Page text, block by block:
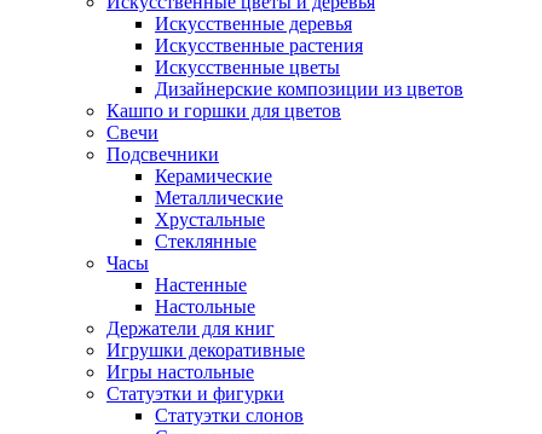
Искусственные деревья
Искусственные растения
Искусственные цветы
Дизайнерские композиции из цветов
Кашпо и горшки для цветов
Свечи
Подсвечники
Керамические
Металлические
Хрустальные
Стеклянные
Часы
Настенные
Настольные
Держатели для книг
Игрушки декоративные
Игры настольные
Статуэтки и фигурки
Статуэтки слонов